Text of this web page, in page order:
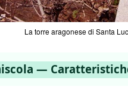
La torre aragonese di Santa
—